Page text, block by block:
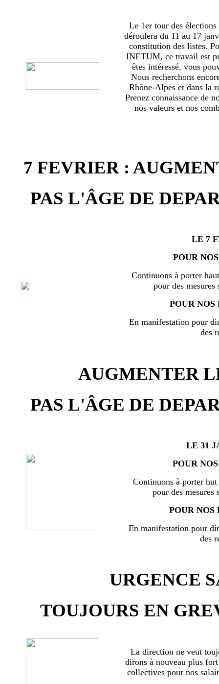
Le 1er tour des
déroulera du 11 au 17
constitution des listes.
INETUM, ce travail est
êtes intéressé, vous
Nous recherchons
Rhône-Alpes et dans la
Prenez connaissance de
nos valeurs et nos
7 FEVRIER :
PAS L'ÂGE DE
LE 7
POUR
Continuons à porter
pour des
POUR
En manifestation pour
des
AUGMENTER
PAS L'ÂGE DE
LE 31
POUR
Continuons à porter
pour des mesures
POUR NOS
En manifestation pour
des
URGENCE
TOUJOURS EN
La direction ne veut
dirons à nouveau plus
collectives pour nos